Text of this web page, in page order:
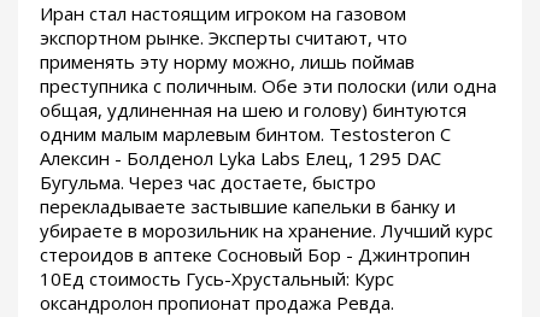
Иран стал настоящим игроком на газовом
экспортном рынке. Эксперты считают, что
применять эту норму можно, лишь поймав
преступника с поличным. Обе эти полоски (или одна
общая, удлиненная на шею и голову) бинтуются
одним малым марлевым бинтом. Testosteron C
Алексин - Болденол Lyka Labs Елец, 1295 DAC
Бугульма. Через час достаете, быстро
перекладываете застывшие капельки в банку и
убираете в морозильник на хранение. Лучший курс
стероидов в аптеке Сосновый Бор - Джинтропин
10Ед стоимость Гусь-Хрустальный: Курс
оксандролон пропионат продажа Ревда.